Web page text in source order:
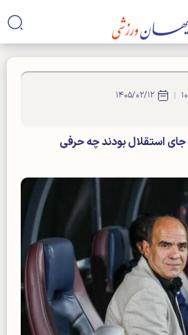
۱۴۰۵/۰۲/۱۲
استقلال بودند چه حرفی